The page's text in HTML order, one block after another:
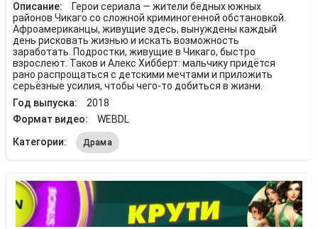
Описание:
Герои сериала — жители бедных южных
районов Чикаго со сложной криминогенной обстановкой.
Афроамериканцы, живущие здесь, вынуждены каждый
день рисковать жизнью и искать возможность
заработать. Подростки, живущие в Чикаго, быстро
взрослеют. Таков и Алекс Хибберт: мальчику придётся
рано распрощаться с детскими мечтами и приложить
серьёзные усилия, чтобы чего-то добиться в жизни.
Год выпуска:
2018
Формат видео:
WEBDL
Категории:
Драма